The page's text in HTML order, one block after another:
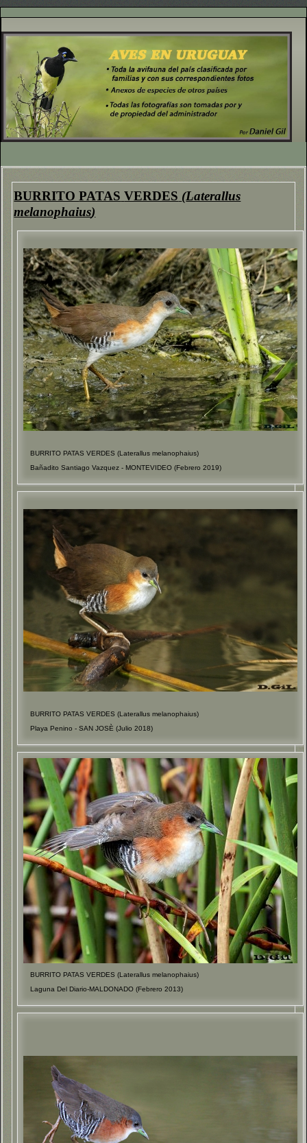
BURRITOPATAS VERDES (Laterallus
melanophaius)
BURRITO PATAS VERDES (Laterallus melanophaius)
Bañadito Santiago Vazquez - MONTEVIDEO (Febrero 2019)
BURRITO PATAS VERDES (Laterallus melanophaius)
Playa Penino - SAN JOSÈ (Julio 2018)
BURRITO PATAS VERDES (Laterallus melanophaius)
Laguna Del Diario-MALDONADO (Febrero 2013)